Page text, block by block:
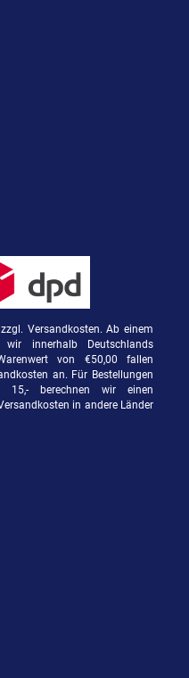
Versandkosten. Ab einem
innerhalb Deutschlands
von €50,00 fallen
an. Für Bestellungen
berechnen wir einen
in andere Länder